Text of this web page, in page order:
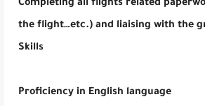
Completing all flights related
the flight…etc.) and liaising with the
Skills
Proficiency in English language